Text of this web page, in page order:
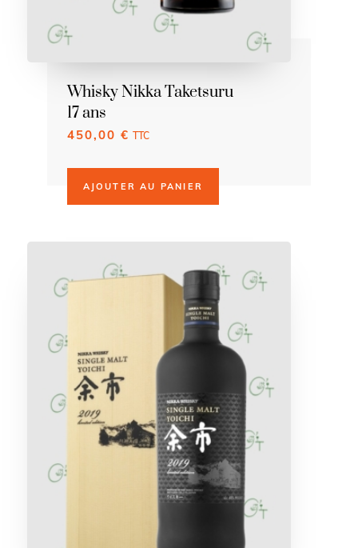
Whisky Nikka Taketsuru
17 ans
450,00 € TTC
AJOUTER AU PANIER